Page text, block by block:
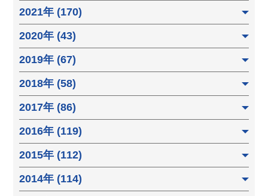
2021年 (170)
2020年 (43)
2019年 (67)
2018年 (58)
2017年 (86)
2016年 (119)
2015年 (112)
2014年 (114)